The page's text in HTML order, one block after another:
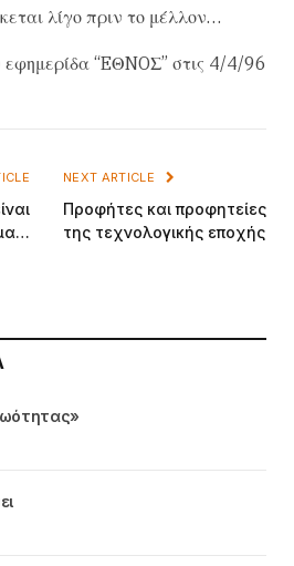
λίγο πριν το μέλλον…
εφημερίδα “EΘNOΣ” στις 4/4/96
NEXT ARTICLE
Προφήτες και προφητείες
της τεχνολογικής εποχής